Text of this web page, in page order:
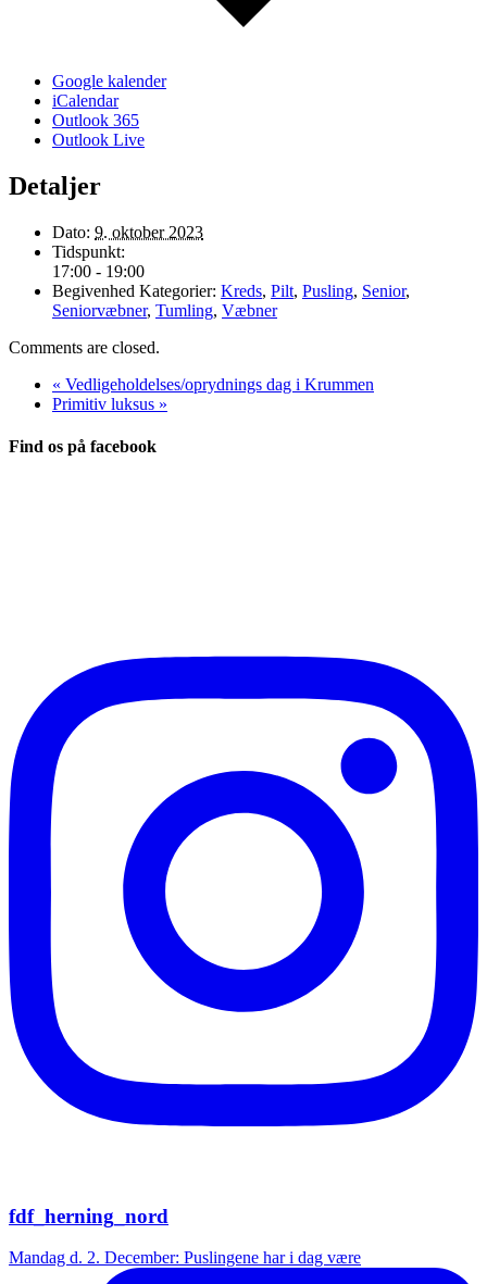
Google kalender
iCalendar
Outlook 365
Outlook Live
Detaljer
Dato: 9. oktober 2023
Tidspunkt:
17:00 - 19:00
Begivenhed Kategorier: Kreds, Pilt, Pusling, Senior,
Seniorvæbner, Tumling, Væbner
Comments are closed.
« Vedligeholdelses/oprydnings dag i Krummen
Primitiv luksus »
Find os på facebook
fdf_herning_nord
Mandag d. 2. December: Puslingene har i dag være